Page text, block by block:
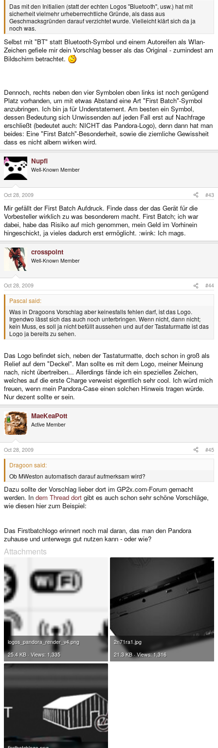
Das mit den Initialien (statt der echten Logos "Bluetooth", usw.) hat mit
sicherheit vielmehr urheberrechtliche Gründe, als dass aus
Geschmacksgründen darauf verzichtet wurde. Vielleicht klärt sich da ja
noch was.
Selbst mit "BT" statt Bluetooth-Symbol und einem Autoreifen als Wlan-
Zeichen gefiele mir dein Vorschlag besser als das Original - zumindest am
Bildschirm betrachtet.
Dennoch, rechts neben den vier Symbolen oben links ist noch genügend
Platz vorhanden, um mit etwas Abstand eine Art "First Batch"-Symbol
anzubringen. Ich bin ja für Understatement. Am besten ein Symbol,
dessen Bedeutung sich Unwissenden auf jeden Fall erst auf Nachfrage
erschließt (bedeutet auch: NICHT das Pandora-Logo), denn dann hat man
beides: Eine "First Batch"-Besonderheit, sowie die ziemliche Gewissheit
dass es nicht albern wirken wird.
Nupfi
Well-Known Member
Oct 28, 2009 #43
Mir gefällt der First Batch Aufdruck. Finde dass der das Gerät für die
Vorbesteller wirklich zu was besonderem macht. First Batch; ich war
dabei, habe das Risiko auf mich genommen, mein Geld im Vorhinein
hingeschickt, ja vieles dadurch erst ermöglicht. :wink: Ich mags.
crosspoint
Well-Known Member
Oct 28, 2009 #44
Pascal said:
Was in Dragoons Vorschlag aber keinesfalls fehlen darf, ist das Logo.
Irgendwo lässt sich das auch noch unterbringen. Wenn nicht, dann nicht;
kein Muss, es soll ja nicht befüllt aussehen und auf der Tastaturmatte ist das
Logo ja bereits zu sehen.
Das Logo befindet sich, neben der Tastaturmatte, doch schon in groß als
Relief auf dem "Deckel". Man sollte es mit dem Logo, meiner Meinung
nach, nicht übertreiben... Allerdings fände ich ein spezielles Zeichen,
welches auf die erste Charge verweist eigentlich sehr cool. Ich würd mich
freuen, wenn mein Pandora-Case einen solchen Hinweis tragen würde.
Nur dezent sollte er sein.
MaeKeaPott
Active Member
Oct 28, 2009 #45
Dragoon said:
Ob MWeston automatisch darauf aufmerksam wird?
Dazu sollte der Vorschlag lieber dort im GP2x.com-Forum gemacht
werden. In dem Thread dort gibt es auch schon sehr schöne Vorschläge,
wie diesen hier zum Beispiel:
Das Firstbatchlogo erinnert noch mal daran, das man den Pandora
zuhause und unterwegs gut nutzen kann - oder wie?
Attachments
logos_pandora_render_v4.png
25.4 KB · Views: 1,335
2n71ra1.jpg
21.3 KB · Views: 1,316